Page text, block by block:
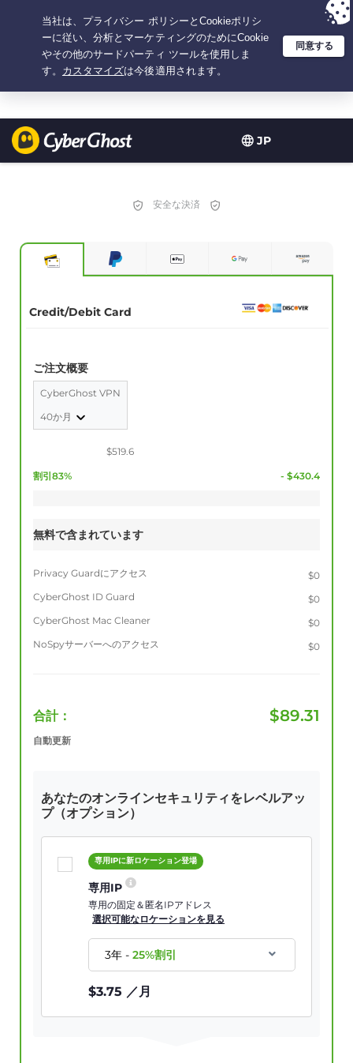
JP
選択プラン：3.3333333333333年間 $ 2.23/月の 大特価
安全な決済
Credit/Debit Card
ご注文概要
CyberGhost VPN
40か月
$519.6
割引83% - $430.4
無料で含まれています
Privacy Guardにアクセス
$0
CyberGhost ID Guard
$0
CyberGhost Mac Cleaner
$0
NoSpyサーバーへのアクセス
$0
合計： $89.31
自動更新
あなたのオンラインセキュリティをレベルアッ
プ（オプション）
専用IPに新ロケーション登場
専用IP
専用の固定＆匿名IPアドレス
選択可能なロケーションを見る
3年-25%割引
$3.75 ／月